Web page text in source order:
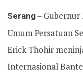
Serang– Gubernur
Umum Persatuan
Erick Thohir
Internasional